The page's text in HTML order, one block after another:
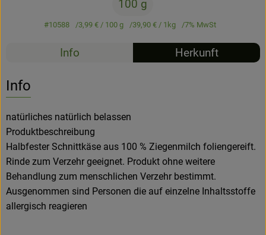
Hofladen
100 g
#10588 3,99 € / 100 g 39,90 € / 1kg 7% MwSt
Info Herkunft
Info
natürliches natürlich belassen
Produktbeschreibung
Halbfester Schnittkäse aus 100 % Ziegenmilch foliengereift.
Rinde zum Verzehr geeignet. Produkt ohne weitere
Behandlung zum menschlichen Verzehr bestimmt.
Ausgenommen sind Personen die auf einzelne Inhaltsstoffe
allergisch reagieren